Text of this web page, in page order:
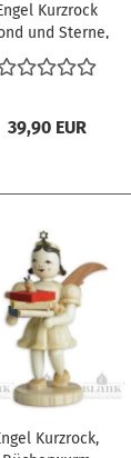
Kurzrock
und Sterne,
2022,
natur
39,90 EUR
Kurzrock,